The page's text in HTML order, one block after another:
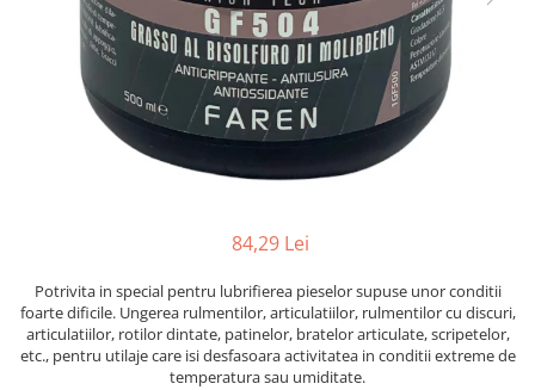
Aparatura si echipamente
Curatare aer conditionat
Curatare electronice & IT
Curatare instalatii si centrale
Intretinere uz alimentar
Vaseline si lubrifianti
Curatenie
Baie & Bucatarie
84,29 Lei
Potrivita in special pentru lubrifierea pieselor supuse unor conditii
foarte dificile. Ungerea rulmentilor, articulatiilor, rulmentilor cu discuri,
articulatiilor, rotilor dintate, patinelor, bratelor articulate, scripetelor,
etc., pentru utilaje care isi desfasoara activitatea in conditii extreme de
temperatura sau umiditate.